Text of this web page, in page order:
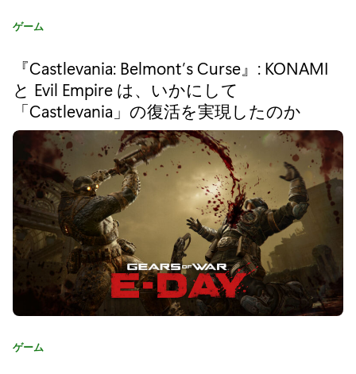
ハ
ン
タ
ー
ラ
イ
ズ
、
X
カ
ゴ
ゲーム
『Castlevania: Belmont’s Curse』: KONAMI
と Evil Empire は、いかにして
「Castlevania」の復活を実現したのか
カ
ゲーム